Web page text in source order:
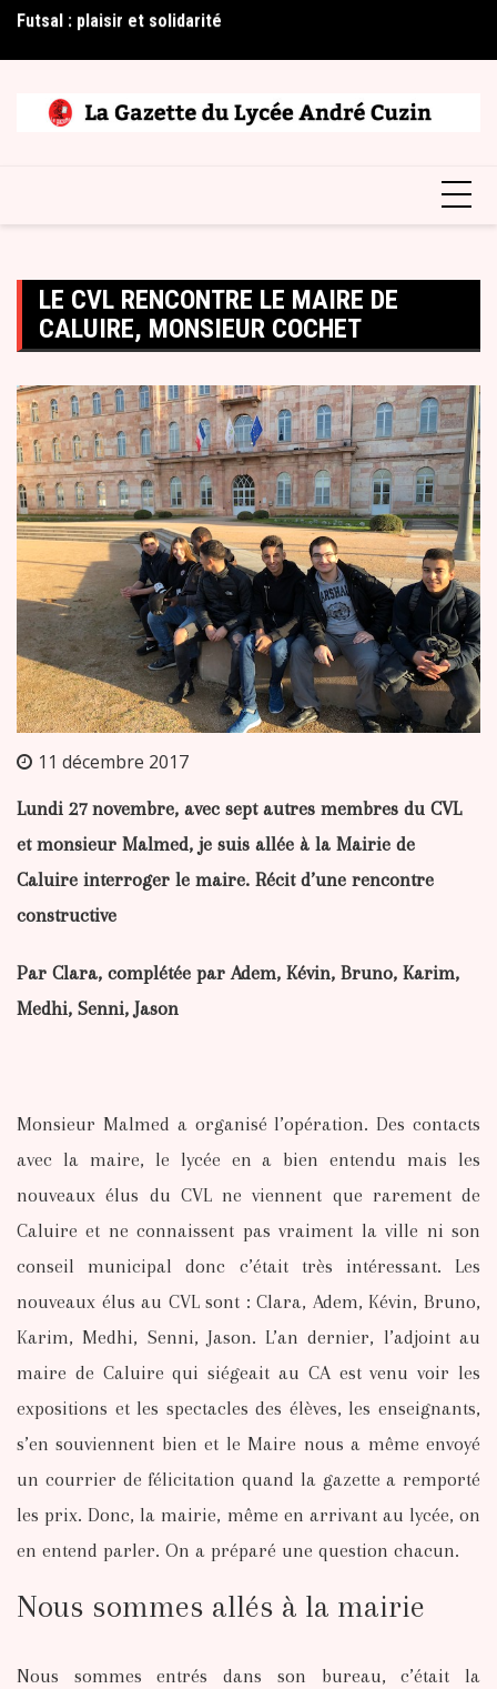
Skip
content
Futsal : plaisir et solidarité
LE CVL RENCONTRE LE MAIRE DE
CALUIRE, MONSIEUR COCHET
11 décembre 2017
Lundi 27 novembre, avec sept autres membres du CVL
et monsieur Malmed, je suis allée à la Mairie de
Caluire interroger le maire. Récit d’une rencontre
constructive
Par Clara, complétée par Adem, Kévin, Bruno, Karim,
Medhi, Senni, Jason
Monsieur Malmed a organisé l’opération. Des contacts
avec la maire, le lycée en a bien entendu mais les
nouveaux élus du CVL ne viennent que rarement de
Caluire et ne connaissent pas vraiment la ville ni son
conseil municipal donc c’était très intéressant. Les
nouveaux élus au CVL sont : Clara, Adem, Kévin, Bruno,
Karim, Medhi, Senni, Jason. L’an dernier, l’adjoint au
maire de Caluire qui siégeait au CA est venu voir les
expositions et les spectacles des élèves, les enseignants,
s’en souviennent bien et le Maire nous a même envoyé
un courrier de félicitation quand la gazette a remporté
les prix. Donc, la mairie, même en arrivant au lycée, on
en entend parler. On a préparé une question chacun.
Nous sommes allés à la mairie
Nous sommes entrés dans son bureau, c’était la